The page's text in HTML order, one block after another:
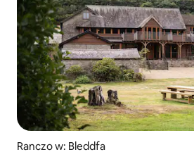
Ranczo w: Bleddfa